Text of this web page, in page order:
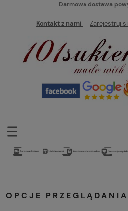
Darmowa dostawa
Kontakt z nami Zarejestruj
OPCJE PRZEGLĄDANIA